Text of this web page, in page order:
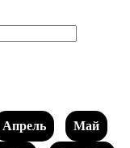
Апрель Май